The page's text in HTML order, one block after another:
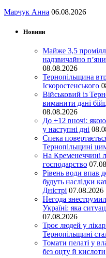
Марчук Анна 06.08.2026
Новини
Майже 3,5
надзвичайно
08.08.2026
Тернопільщина
Іскоростенського
Військовий із
виманити дані
08.08.2026
До +12 вночі:
у наступні дні
Спека
Тернопільщині
На Кременеччині
господарство
Рівень води впав
будуть наслідки
Дністрі 07.08.2026
Негода
Україні: яка
07.08.2026
Троє людей у
Тернопільщині
Томати пелаті у
без оцту й кислоти